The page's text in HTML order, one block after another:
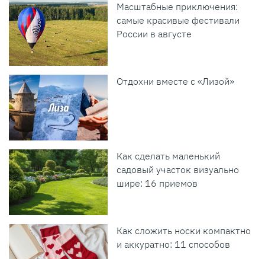
Масштабные приключения:
самые красивые фестивали
России в августе
Отдохни вместе с «Лизой»
Как сделать маленький
садовый участок визуально
шире: 16 приемов
Как сложить носки компактно
и аккуратно: 11 способов